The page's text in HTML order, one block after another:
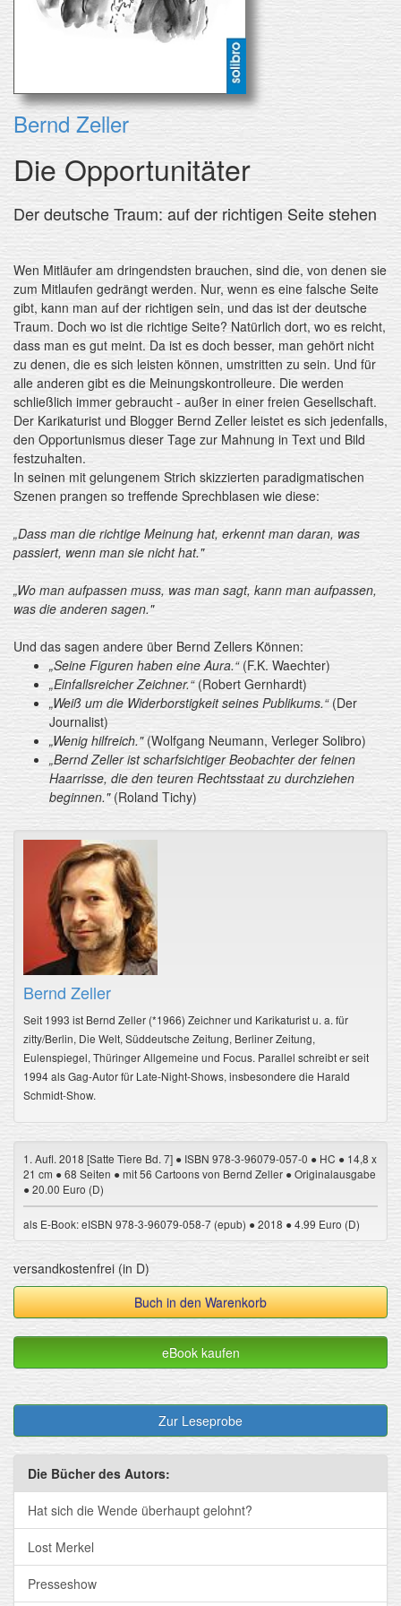
Bernd Zeller
Die Opportunitäter
Der deutsche Traum: auf der richtigen Seite stehen
Wen Mitläufer am dringendsten brauchen, sind die, von denen sie
zum Mitlaufen gedrängt werden. Nur, wenn es eine falsche Seite
gibt, kann man auf der richtigen sein, und das ist der deutsche
Traum. Doch wo ist die richtige Seite? Natürlich dort, wo es reicht,
dass man es gut meint. Da ist es doch besser, man gehört nicht
zu denen, die es sich leisten können, umstritten zu sein. Und für
alle anderen gibt es die Meinungskontrolleure. Die werden
schließlich immer gebraucht - außer in einer freien Gesellschaft.
Der Karikaturist und Blogger Bernd Zeller leistet es sich jedenfalls,
den Opportunismus dieser Tage zur Mahnung in Text und Bild
festzuhalten.
In seinen mit gelungenem Strich skizzierten paradigmatischen
Szenen prangen so treffende Sprechblasen wie diese:
„Dass man die richtige Meinung hat, erkennt man daran, was
passiert, wenn man sie nicht hat."
„Wo man aufpassen muss, was man sagt, kann man aufpassen,
was die anderen sagen."
Und das sagen andere über Bernd Zellers Können:
„Seine Figuren haben eine Aura.“(F.K. Waechter)
„Einfallsreicher Zeichner.“(Robert Gernhardt)
„Weiß um die Widerborstigkeit seines Publikums.“(Der
Journalist)
„Wenig hilfreich."(Wolfgang Neumann, Verleger Solibro)
„Bernd Zeller ist scharfsichtiger Beobachter der feinen
Haarrisse, die den teuren Rechtsstaat zu durchziehen
beginnen."(Roland Tichy)
Bernd Zeller
Seit 1993 ist Bernd Zeller (*1966) Zeichner und Karikaturist u. a. für
zitty/Berlin, Die Welt, Süddeutsche Zeitung, Berliner Zeitung,
Eulenspiegel, Thüringer Allgemeine und Focus. Parallel schreibt er seit
1994 als Gag-Autor für Late-Night-Shows, insbesondere die Harald
Schmidt-Show.
1. Aufl. 2018 [Satte Tiere Bd. 7] ● ISBN 978-3-96079-057-0 ● HC ● 14,8 x
21 cm ● 68 Seiten ● mit 56 Cartoons von Bernd Zeller ● Originalausgabe
● 20.00 Euro (D)
als E-Book: eISBN 978-3-96079-058-7 (epub) ● 2018 ● 4.99 Euro (D)
versandkostenfrei (in D)
Buch in den Warenkorb
eBook kaufen
Zur Leseprobe
Die Bücher des Autors:
Hat sich die Wende überhaupt gelohnt?
Lost Merkel
Presseshow